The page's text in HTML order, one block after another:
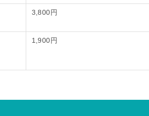
3,800円
1,900円